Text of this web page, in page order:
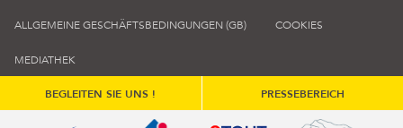
ALLGEMEINE GESCHÄFTSBEDINGUNGEN (GB) COOKIES
MEDIATHEK
BEGLEITEN SIE UNS ! PRESSEBEREICH